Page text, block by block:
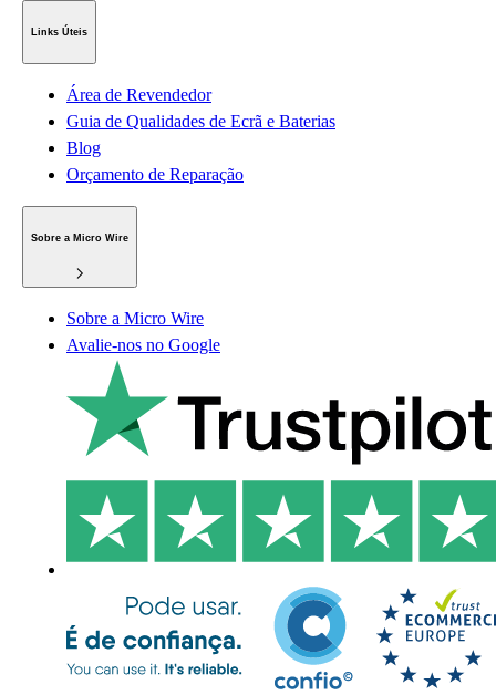
Links Úteis
Área de Revendedor
Guia de Qualidades de Ecrã e Baterias
Blog
Orçamento de Reparação
Sobre a Micro Wire
Sobre a Micro Wire
Avalie-nos no Google